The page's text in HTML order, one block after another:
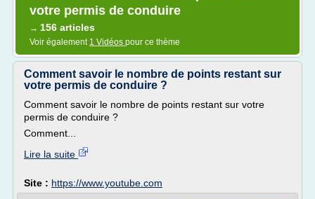
votre permis de conduire
→ 156 articles
Voir également 1 Vidéos pour ce thème
Comment savoir le nombre de points restant sur
votre permis de conduire ?
Comment savoir le nombre de points restant sur votre
permis de conduire ?
Comment...
Lire la suite
Site : https://www.youtube.com